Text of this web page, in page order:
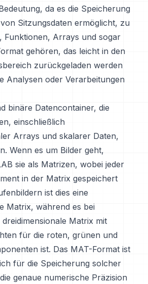
da es die Speicherung
Sitzungsdaten ermöglicht, zu
Funktionen, Arrays und sogar
gehören, das leicht in den
zurückgeladen werden
Analysen oder Verarbeitungen
binäre Datencontainer, die
einschließlich
Arrays und skalarer Daten,
Wenn es um Bilder geht,
sie als Matrizen, wobei jeder
in der Matrix gespeichert
ist dies eine
Matrix, während es bei
Matrix mit
für die roten, grünen und
ist. Das MAT-Format ist
für die Speicherung solcher
genaue numerische Präzision